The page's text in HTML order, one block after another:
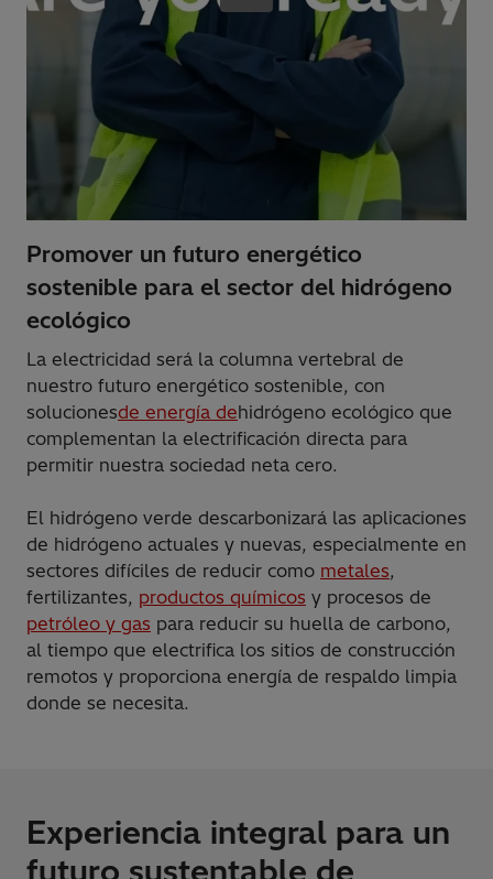
Promover un futuro energético
sostenible para el sector del hidrógeno
ecológico
La electricidad será la columna vertebral de
nuestro futuro energético sostenible, con
solucionesde energía dehidrógeno ecológico que
complementan la electrificación directa para
permitir nuestra sociedad neta cero.
El hidrógeno verde descarbonizará las aplicaciones
de hidrógeno actuales y nuevas, especialmente en
sectores difíciles de reducir como metales,
fertilizantes, productos químicos y procesos de
petróleo y gas para reducir su huella de carbono,
al tiempo que electrifica los sitios de construcción
remotos y proporciona energía de respaldo limpia
donde se necesita.
Experiencia integral para un
futuro sustentable de